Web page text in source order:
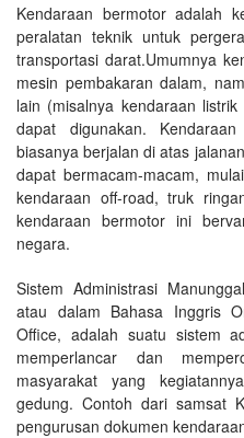
Kendaraan bermotor adalah
peralatan teknik untuk
transportasi darat.Umumnya
mesin pembakaran dalam,
lain (misalnya kendaraan
dapat digunakan.
biasanya berjalan di atas
dapat bermacam-macam,
kendaraan off-road, truk
kendaraan bermotor ini
negara.
Sistem Administrasi
atau dalam Bahasa Inggris
Office, adalah suatu sistem
memperlancar dan
masyarakat yang
gedung. Contoh dari samsat
pengurusan dokumen